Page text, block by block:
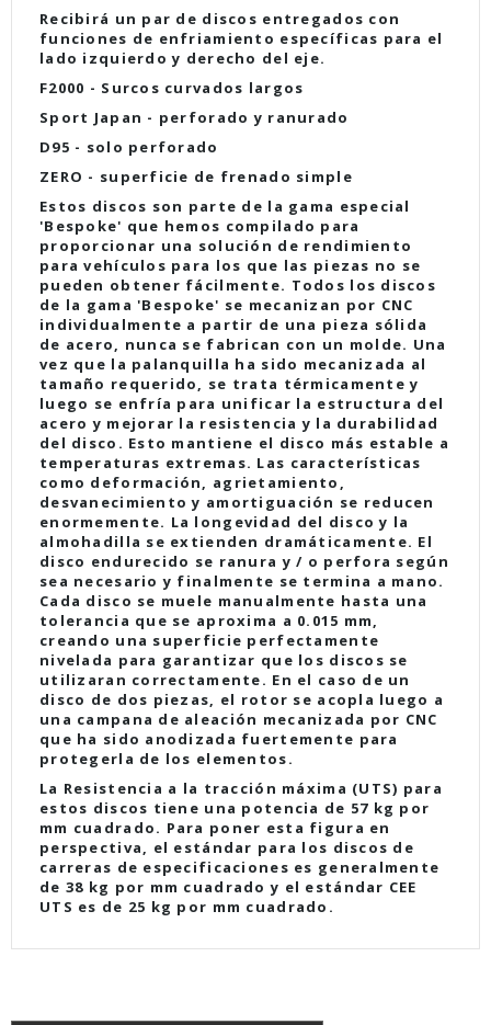
Recibirá un par de discos entregados con
funciones de enfriamiento específicas para el
lado izquierdo y derecho del eje.
F2000 - Surcos curvados largos
Sport Japan - perforado y ranurado
D95 - solo perforado
ZERO - superficie de frenado simple
Estos discos son parte de la gama especial
'Bespoke' que hemos compilado para
proporcionar una solución de rendimiento
para vehículos para los que las piezas no se
pueden obtener fácilmente. Todos los discos
de la gama 'Bespoke' se mecanizan por CNC
individualmente a partir de una pieza sólida
de acero, nunca se fabrican con un molde. Una
vez que la palanquilla ha sido mecanizada al
tamaño requerido, se trata térmicamente y
luego se enfría para unificar la estructura del
acero y mejorar la resistencia y la durabilidad
del disco. Esto mantiene el disco más estable a
temperaturas extremas. Las características
como deformación, agrietamiento,
desvanecimiento y amortiguación se reducen
enormemente. La longevidad del disco y la
almohadilla se extienden dramáticamente. El
disco endurecido se ranura y / o perfora según
sea necesario y finalmente se termina a mano.
Cada disco se muele manualmente hasta una
tolerancia que se aproxima a 0.015 mm,
creando una superficie perfectamente
nivelada para garantizar que los discos se
utilizaran correctamente. En el caso de un
disco de dos piezas, el rotor se acopla luego a
una campana de aleación mecanizada por CNC
que ha sido anodizada fuertemente para
protegerla de los elementos.
La Resistencia a la tracción máxima (UTS) para
estos discos tiene una potencia de 57 kg por
mm cuadrado. Para poner esta figura en
perspectiva, el estándar para los discos de
carreras de especificaciones es generalmente
de 38 kg por mm cuadrado y el estándar CEE
UTS es de 25 kg por mm cuadrado.